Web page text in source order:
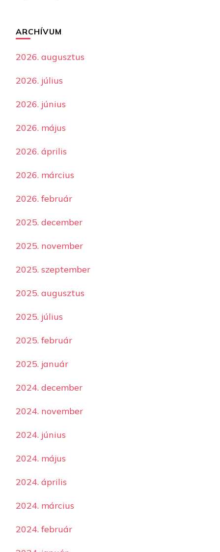
ARCHÍVUM
2026. augusztus
2026. július
2026. június
2026. május
2026. április
2026. március
2026. február
2025. december
2025. november
2025. szeptember
2025. augusztus
2025. július
2025. február
2025. január
2024. december
2024. november
2024. június
2024. május
2024. április
2024. március
2024. február